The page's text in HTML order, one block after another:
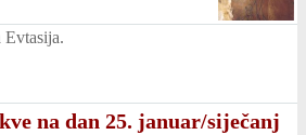
Evtasija.
na dan 25. januar/siječanj